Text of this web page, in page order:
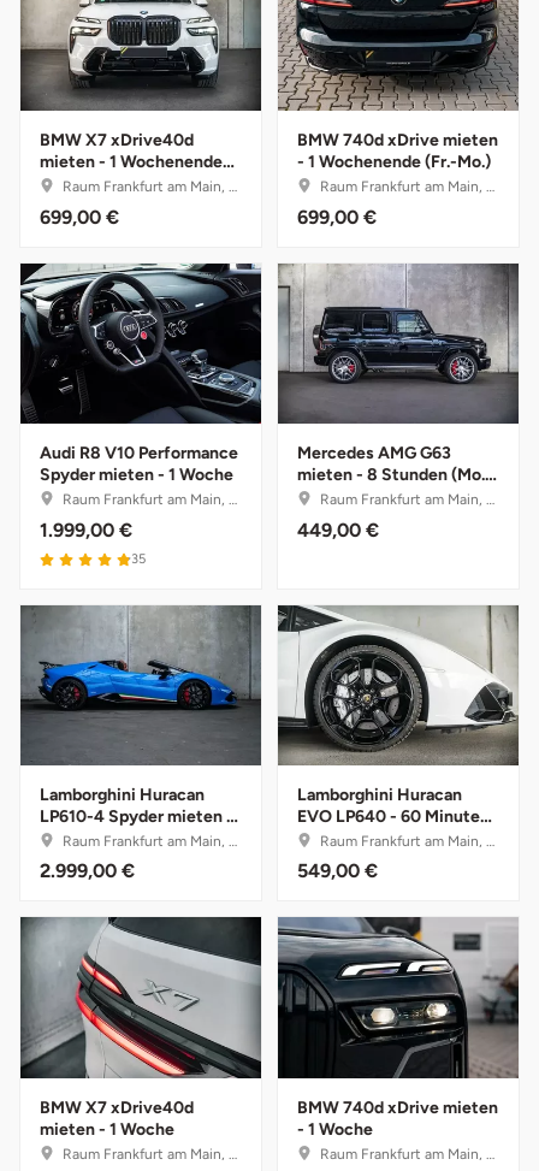
BMW X7 xDrive40d
mieten - 1 Wochenende
(Fr.-Mo.)
Raum Frankfurt am Main, Hessen
699,00 €
BMW 740d xDrive mieten
- 1 Wochenende (Fr.-Mo.)
Raum Frankfurt am Main, Hessen
699,00 €
Audi R8 V10 Performance
Spyder mieten - 1 Woche
Raum Frankfurt am Main, Hessen
1.999,00 €
35
Mercedes AMG G63
mieten - 8 Stunden (Mo.-
Do.)Raum Frankfurt am Main, Hessen
449,00 €
Lamborghini Huracan
LP610-4 Spyder mieten -
1 Woche
Raum Frankfurt am Main, Hessen
2.999,00 €
Lamborghini Huracan
EVO LP640 - 60 Minuten
selber fahren mit
Instruktor
Raum Frankfurt am Main, Hessen
549,00 €
BMW X7 xDrive40d
mieten - 1 Woche
Raum Frankfurt am Main, Hessen
BMW 740d xDrive mieten
- 1 Woche
Raum Frankfurt am Main, Hessen
Herzogenaurach
Herzogtum Lauenburg
Homburg
Horb am Neckar
Ibbenbüren
Ingolstadt
Jena
Jerichower Land
Kamp-Lintfort
Kempten
Kerken
Kiel
Koblenz
Kronach
Kulmbach
Köln
Landkreis Rostock